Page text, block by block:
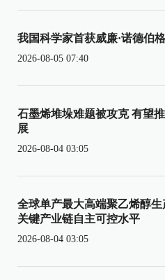
我国科学家首获威廉·诺德伯
2026-08-05 07:40
石墨烯堆垛难题被攻克 有望
展
2026-08-04 03:05
全球单产最大高端聚乙烯醇
关键产业链自主可控水平
2026-08-04 03:05